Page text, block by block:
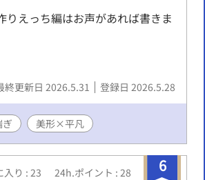
えっち編はお声があれば書きま
終更新日 2026.5.31 登録日 2026.5.28
美形×平凡
6
入り : 23 24h.ポイント : 28